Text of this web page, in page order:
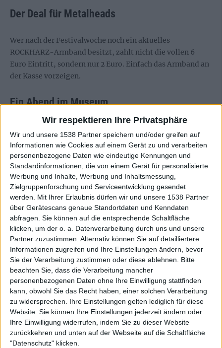
Wir respektieren Ihre Privatsphäre
Wir und unsere 1538 Partner speichern und/oder greifen auf
Informationen wie Cookies auf einem Gerät zu und verarbeiten
personenbezogene Daten wie eindeutige Kennungen und
Standardinformationen, die von einem Gerät für personalisierte
Werbung und Inhalte, Werbung und Inhaltsmessung,
Zielgruppenforschung und Serviceentwicklung gesendet
werden. Mit Ihrer Erlaubnis dürfen wir und unsere 1538 Partner
über Gerätescans genaue Standortdaten und Kenndaten
abfragen. Sie können auf die entsprechende Schaltfläche
klicken, um der o. a. Datenverarbeitung durch uns und unsere
Partner zuzustimmen. Alternativ können Sie auf detailliertere
Informationen zugreifen und Ihre Einstellungen ändern, bevor
Sie der Verarbeitung zustimmen oder diese ablehnen. Bitte
beachten Sie, dass die Verarbeitung mancher
personenbezogenen Daten ohne Ihre Einwilligung stattfinden
kann, obwohl Sie das Recht haben, einer solchen Verarbeitung
zu widersprechen. Ihre Einstellungen gelten lediglich für diese
Website. Sie können Ihre Einstellungen jederzeit ändern oder
Ihre Einwilligung widerrufen, indem Sie zu dieser Website
zurückkehren und unten auf der Webseite auf die Schaltfläche
"Datenschutz" klicken.
Der Deal für Metalheads
Wer nach der Festivalwoche noch ein aktuelles
ROCKHARZ-Armband besitzt, zahlt nicht die vollen 6
Euro Eintritt, sondern nur 2 Euro. Einfach das Armband an
der Kasse vorzeigen.
Ein Abend im Museum
Veranstaltung: „Ein Abend mit dem ROCKHARZ Festival“.
Das Team berichtet exklusiv, was es bedeutet,
zehntausende Metalheads am Fuße der Teufelsmauer zu
organisieren. Von der Planung bis zum Chaos: Alles wird
ausgepackt.
Die Ausstellungläuft mit diversen Veranstaltungen bis
Ende des Jahres. Wer den Krach nicht live hören kann, darf
ihn sich also wenigstens ansehen.
Zur Startseite
Quelle:Kai Wilhelm / Rockharz 03.06.2026
Saskia Zillekens